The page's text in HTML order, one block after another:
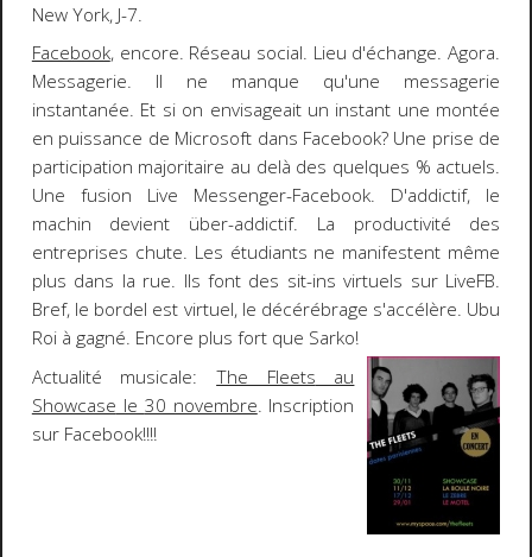
New York, J-7.
Facebook, encore. Réseau social. Lieu d'échange. Agora.
Messagerie. Il ne manque qu'une messagerie
instantanée. Et si on envisageait un instant une montée
en puissance de Microsoft dans Facebook? Une prise de
participation majoritaire au delà des quelques % actuels.
Une fusion Live Messenger-Facebook. D'addictif, le
machin devient über-addictif. La productivité des
entreprises chute. Les étudiants ne manifestent même
plus dans la rue. Ils font des sit-ins virtuels sur LiveFB.
Bref, le bordel est virtuel, le décérébrage s'accélère. Ubu
Roià gagné. Encore plus fort que Sarko!
Actualité musicale:The Fleets au
Showcase le 30 novembre. Inscription
sur Facebook!!!!